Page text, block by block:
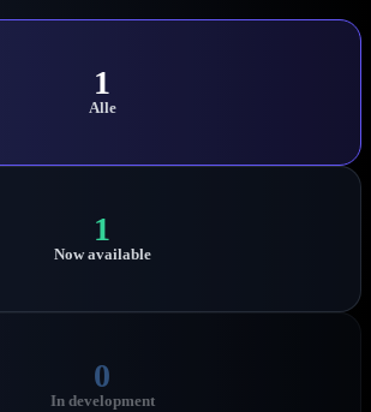
1
Alle
1
Now available
0
In development